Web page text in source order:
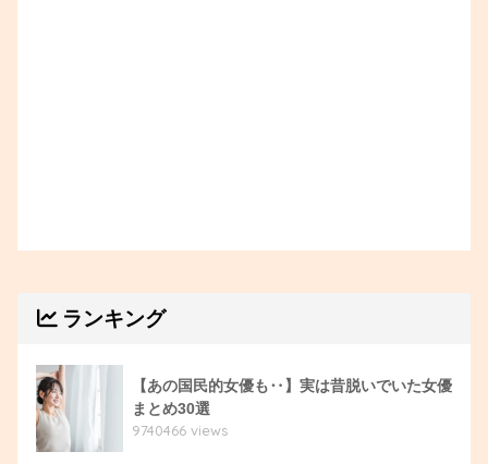
ランキング
【あの国民的女優も‥】実は昔脱いでいた女優
まとめ30選
9740466 views